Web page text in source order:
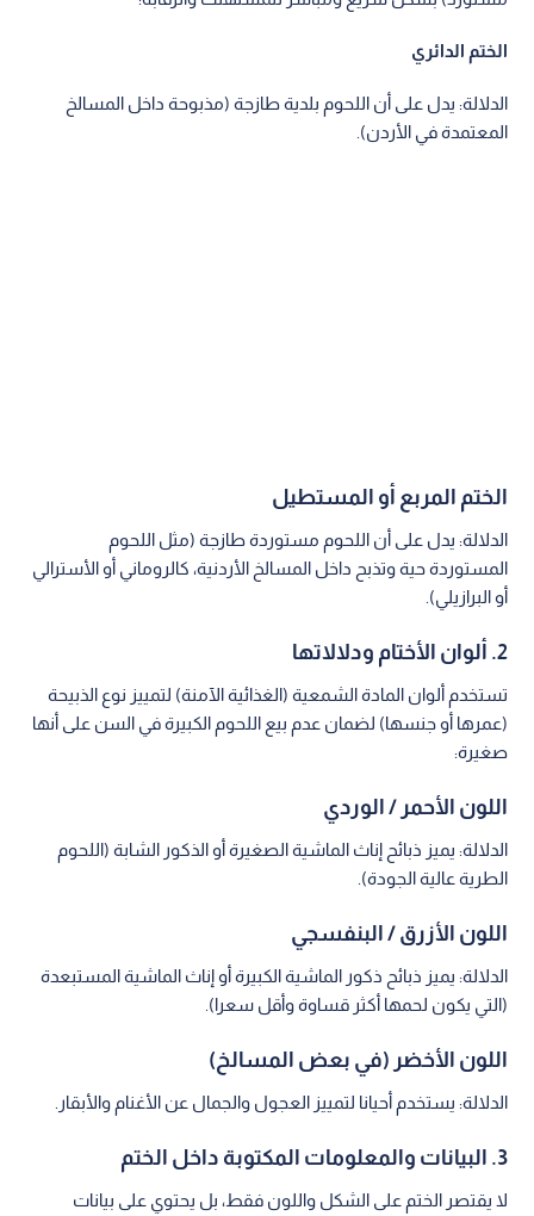
الختم الدائري
الدلالة: يدل على أن اللحوم بلدية طازجة (مذبوحة داخل المسالخ
المعتمدة في الأردن).
الختم المربع أو المستطيل
الدلالة: يدل على أن اللحوم مستوردة طازجة (مثل اللحوم
المستوردة حية وتذبح داخل المسالخ الأردنية، كالروماني أو الأسترالي
أو البرازيلي).
2. ألوان الأختام ودلالاتها
تستخدم ألوان المادة الشمعية (الغذائية الآمنة) لتمييز نوع الذبيحة
(عمرها أو جنسها) لضمان عدم بيع اللحوم الكبيرة في السن على أنها
صغيرة:
اللون الأحمر / الوردي
الدلالة: يميز ذبائح إناث الماشية الصغيرة أو الذكور الشابة (اللحوم
الطرية عالية الجودة).
اللون الأزرق / البنفسجي
الدلالة: يميز ذبائح ذكور الماشية الكبيرة أو إناث الماشية المستبعدة
(التي يكون لحمها أكثر قساوة وأقل سعرا).
اللون الأخضر (في بعض المسالخ)
الدلالة: يستخدم أحيانا لتمييز العجول والجمال عن الأغنام والأبقار.
3. البيانات والمعلومات المكتوبة داخل الختم
لا يقتصر الختم على الشكل واللون فقط، بل يحتوي على بيانات